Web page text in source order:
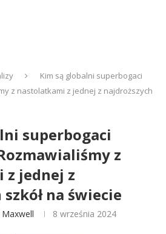
Kim są globalni superbogaci
z nastolatkami z jednej z najdroższych
superbogaci
z
jednej z
na świecie
Maxwell 8 września 2024